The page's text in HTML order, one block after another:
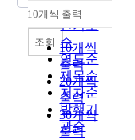
순
인기도
순
연도순
제목순
저자순
발행기
관순
내림차순
10개씩 출력
10개씩
출력
20개씩
출력
30개씩
출력
조회